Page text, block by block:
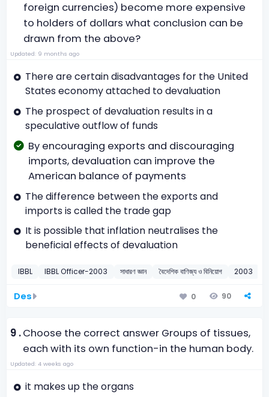
foreign currencies) become more expensive
to holders of dollars what conclusion can be
drawn from the above?
Updated: 9 months ago
There are certain disadvantages for the United
States economy attached to devaluation
The prospect of devaluation results in a
speculative outflow of funds
By encouraging exports and discouraging
imports, devaluation can improve the
American balance of payments
The difference between the exports and
imports is called the trade gap
It is possible that inflation neutralises the
beneficial effects of devaluation
IBBL IBBL Officer-2003 সাধারণ জ্ঞান বৈদেশিক বাণিজ্য ও বিনিয়োগ 2003
Des 0 90
9 .Choose the correct answer Groups of tissues,
each with its own function-in the human body.
Updated: 4 weeks ago
it makes up the organs